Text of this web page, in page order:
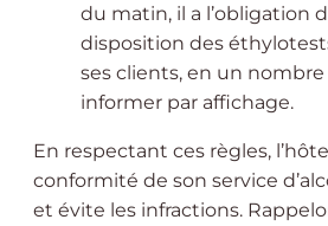
du matin, il a l’obligation
disposition des
ses clients, en un nombre
informer par affichage.
En respectant ces règles,
conformité de son service
et évite les infractions.